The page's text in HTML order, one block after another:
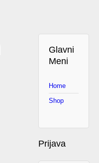
Glavni
Meni
Home
Shop
Prijava